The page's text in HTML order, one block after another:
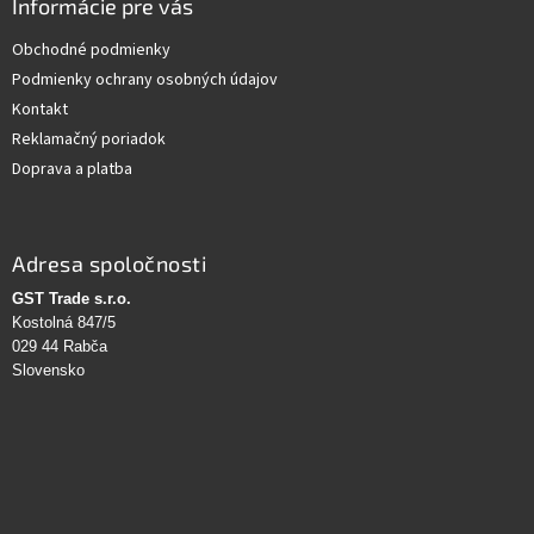
Informácie pre vás
Obchodné podmienky
Podmienky ochrany osobných údajov
Kontakt
Reklamačný poriadok
Doprava a platba
Adresa spoločnosti
GST Trade s.r.o.
Kostolná 847/5
029 44 Rabča
Slovensko